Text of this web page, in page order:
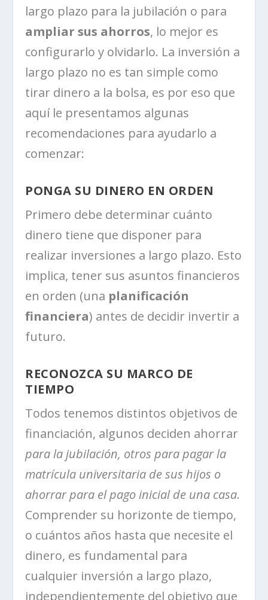
largo plazo para la jubilación o para
ampliar sus ahorros, lo mejor es
configurarlo y olvidarlo. La inversión a
largo plazo no es tan simple como
tirar dinero a la bolsa, es por eso que
aquí le presentamos algunas
recomendaciones para ayudarlo a
comenzar:
PONGA SU DINERO EN ORDEN
Primero debe determinar cuánto
dinero tiene que disponer para
realizar inversiones a largo plazo. Esto
implica, tener sus asuntos financieros
en orden (una planificación
financiera) antes de decidir invertir a
futuro.
RECONOZCA SU MARCO DE
TIEMPO
Todos tenemos distintos objetivos de
financiación, algunos deciden ahorrar
para la jubilación, otros para pagar la
matrícula universitaria de sus hijos o
ahorrar para el pago inicial de una casa.
Comprender su horizonte de tiempo,
o cuántos años hasta que necesite el
dinero, es fundamental para
cualquier inversión a largo plazo,
independientemente del objetivo que